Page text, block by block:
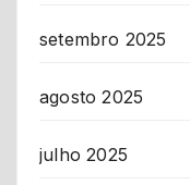
setembro 2025
agosto 2025
julho 2025